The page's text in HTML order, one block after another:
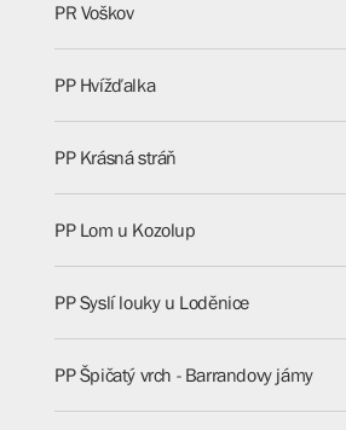
PR Voškov
PP Hvížďalka
PP Krásná stráň
PP Lom u Kozolup
PP Syslí louky u Loděnice
PP Špičatý vrch - Barrandovy jámy